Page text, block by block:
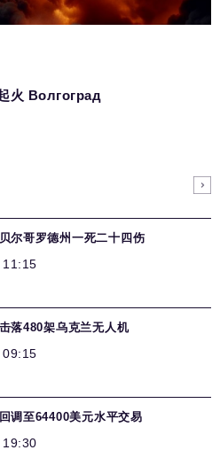
火 Волгоград
尔哥罗德州一死二十四伤
11:15
落480架乌克兰无人机
09:15
调至64400美元水平交易
19:30